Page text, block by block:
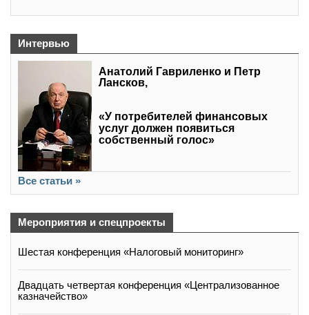
Интервью
Анатолий Гавриленко и Петр
Лансков,
«У потребителей финансовых
услуг должен появиться
собственный голос»
Все статьи »
Мероприятия и спецпроекты
Шестая конференция «Налоговый мониторинг»
Двадцать четвертая конференция «Централизованное
казначейство»